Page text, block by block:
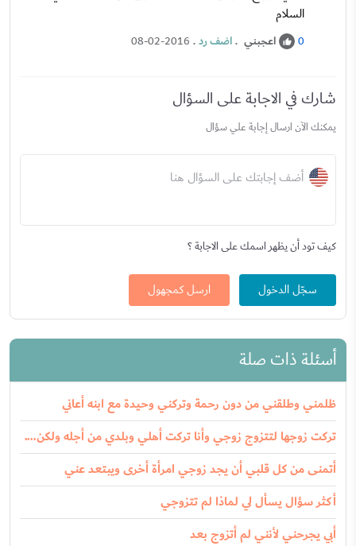
السلام
0 اعجبني .اضف رد.
08-02-2016
شارك في الاجابة على السؤال
يمكنك الآن ارسال إجابة علي سؤال
أضف إجابتك على السؤال هنا
كيف تود أن يظهر اسمك على الاجابة ؟
سجّل الدخول ارسل كمجهول
أسئلة ذات صلة
ظلمني وطلقني من دون رحمة وتركني وحيدة مع ابنه أعاني
تركت زوجها لتتزوج زوجي وأنا تركت أهلي وبلدي من أجله ولكن....
أتمنى من كل قلبي أن يجد زوجي امرأة أخرى ويبتعد عني
أكثر سؤال يسأل لي لماذا لم تتزوجي
أبي يجرحني لأنني لم أتزوج بعد